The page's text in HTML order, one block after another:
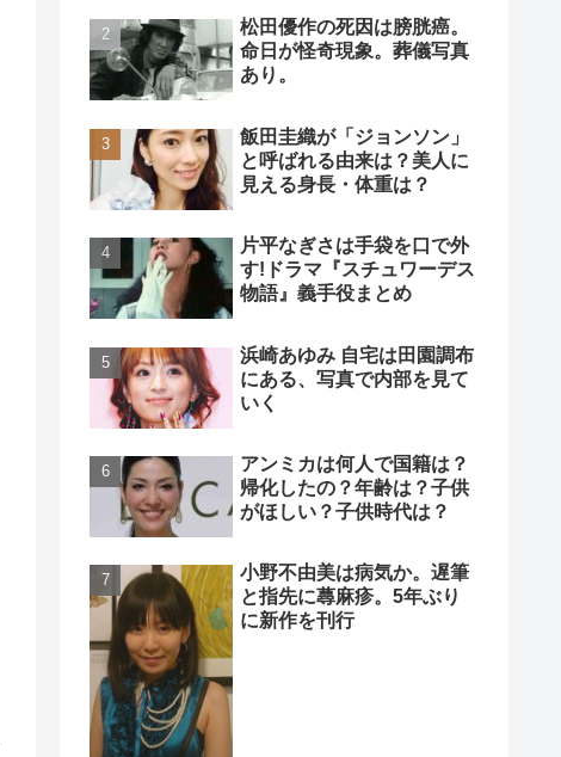
松田優作の死因は膀胱癌。
命日が怪奇現象。葬儀写真
あり。
飯田圭織が「ジョンソン」
と呼ばれる由来は？美人に
見える身長・体重は？
片平なぎさは手袋を口で外
す!ドラマ『スチュワーデス
物語』義手役まとめ
浜崎あゆみ 自宅は田園調布
にある、写真で内部を見て
いく
アンミカは何人で国籍は？
帰化したの？年齢は？子供
がほしい？子供時代は？
小野不由美は病気か。遅筆
と指先に蕁麻疹。5年ぶり
に新作を刊行